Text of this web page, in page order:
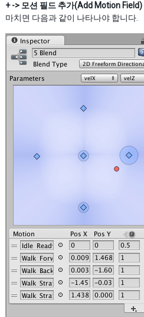
+ -> 모션 필드 추가(Add Motion Field)
마치면 다음과 같이 나타나야 합니다.